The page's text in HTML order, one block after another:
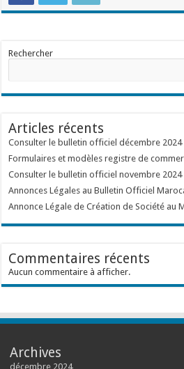
Rechercher
Articles récents
Consulter le bulletin officiel décembre 2024
Formulaires et modèles registre de
Consulter le bulletin officiel novembre 2024
Annonces Légales au Bulletin Officiel
Annonce Légale de Création de Société au
Commentaires récents
Aucun commentaire à afficher.
Archives
décembre 2024